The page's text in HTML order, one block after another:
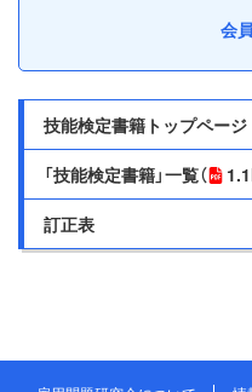
会
技能検定書籍トップページ
「技能検定書籍」一覧（
訂正表